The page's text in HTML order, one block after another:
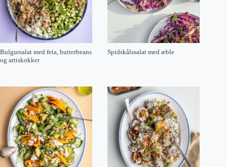
Bulgursalat med feta, butterbeans
og artiskokker
Spidskålssalat med æble